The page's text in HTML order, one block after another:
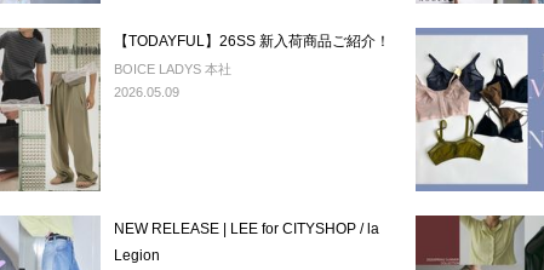
【TODAYFUL】26SS 新入荷商品ご紹介！
BOICE LADYS 本社
2026.05.09
NEW RELEASE | LEE for CITYSHOP / la
Legion